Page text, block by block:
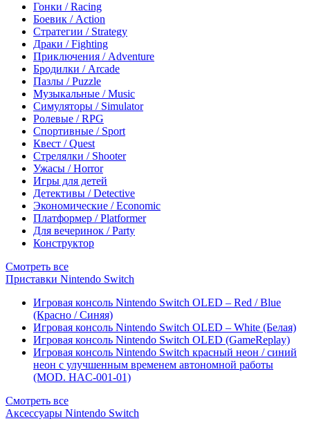
Гонки / Racing
Боевик / Action
Стратегии / Strategy
Драки / Fighting
Приключения / Adventure
Бродилки / Arcade
Пазлы / Puzzle
Музыкальные / Music
Симуляторы / Simulator
Ролевые / RPG
Спортивные / Sport
Квест / Quest
Стрелялки / Shooter
Ужасы / Horror
Игры для детей
Детективы / Detective
Экономические / Economic
Платформер / Platformer
Для вечеринок / Party
Конструктор
Смотреть все
Приставки Nintendo Switch
Игровая консоль Nintendo Switch OLED – Red / Blue
(Красно / Синяя)
Игровая консоль Nintendo Switch OLED – White (Белая)
Игровая консоль Nintendo Switch OLED (GameReplay)
Игровая консоль Nintendo Switch красный неон / синий
неон с улучшенным временем автономной работы
(MOD. HAC-001-01)
Смотреть все
Аксессуары Nintendo Switch